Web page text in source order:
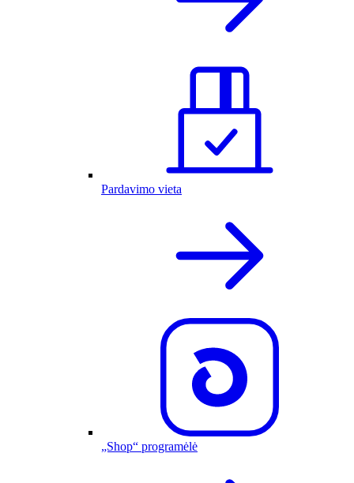
Pardavimo vieta
„Shop“ programėlė